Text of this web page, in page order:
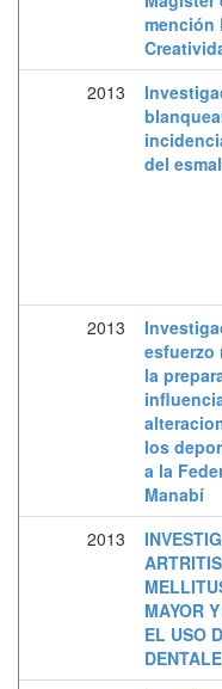
mención
2013
del
2013
esfuerzo
la
los
a la
Manabí
2013
MAYOR
EL USO